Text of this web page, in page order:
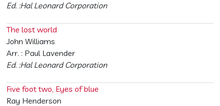
Ed. :Hal Leonard Corporation
The lost world
John Williams
Arr. : Paul Lavender
Ed. :Hal Leonard Corporation
Five foot two, Eyes of blue
Ray Henderson